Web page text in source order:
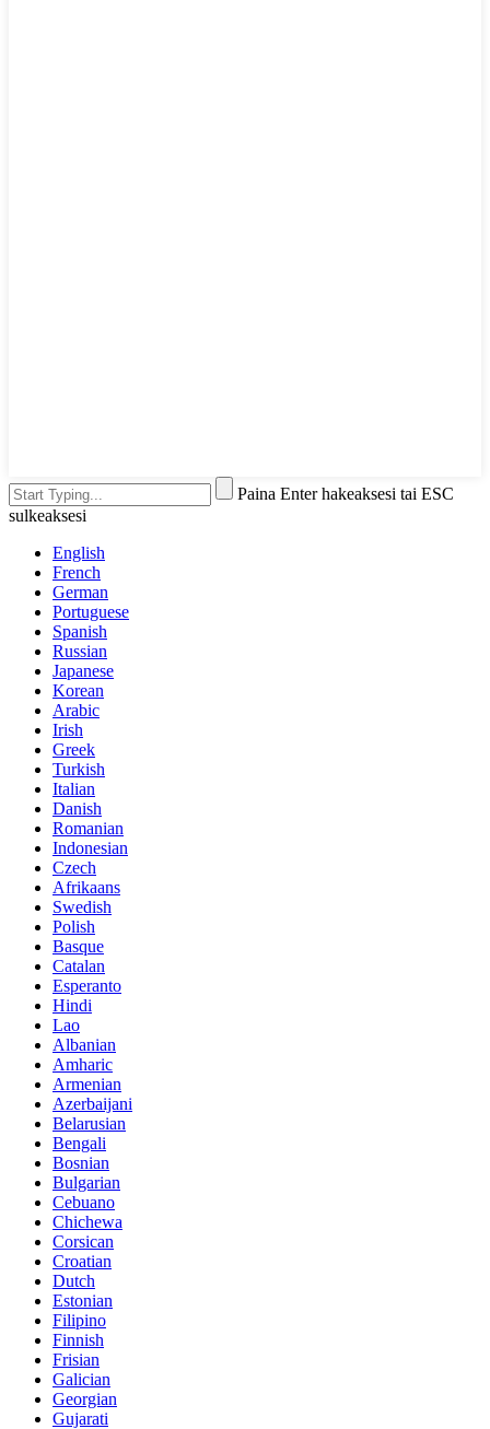
Paina Enter hakeaksesi tai ESC
sulkeaksesi
English
French
German
Portuguese
Spanish
Russian
Japanese
Korean
Arabic
Irish
Greek
Turkish
Italian
Danish
Romanian
Indonesian
Czech
Afrikaans
Swedish
Polish
Basque
Catalan
Esperanto
Hindi
Lao
Albanian
Amharic
Armenian
Azerbaijani
Belarusian
Bengali
Bosnian
Bulgarian
Cebuano
Chichewa
Corsican
Croatian
Dutch
Estonian
Filipino
Finnish
Frisian
Galician
Georgian
Gujarati